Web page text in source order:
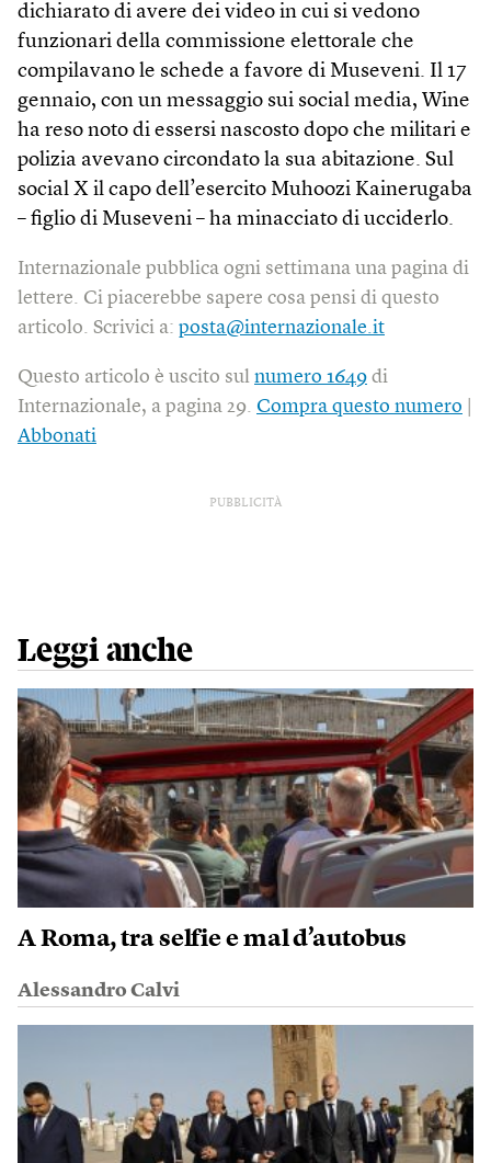
dichiarato di avere dei video in cui si vedono
funzionari della commissione elettorale che
compilavano le schede a favore di Museveni. Il 17
gennaio, con un messaggio sui social media, Wine
ha reso noto di essersi nascosto dopo che militari e
polizia avevano circondato la sua abitazione. Sul
social X il capo dell’esercito Muhoozi Kainerugaba
– figlio di Museveni – ha minacciato di ucciderlo.
Internazionale pubblica ogni settimana una pagina di
lettere. Ci piacerebbe sapere cosa pensi di questo
articolo. Scrivici a: posta@internazionale.it
Questo articolo è uscito sul numero 1649 di
Internazionale, a pagina 29. Compra questo numero
Abbonati
PUBBLICITÀ
Leggi anche
A Roma, tra selfie e mal d’autobus
Alessandro Calvi